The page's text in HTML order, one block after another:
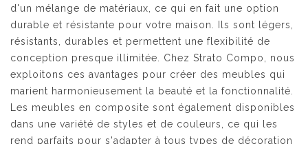
d'un mélange de matériaux, ce qui en fait une option
durable et résistante pour votre maison. Ils sont légers,
résistants, durables et permettent une flexibilité de
conception presque illimitée. Chez Strato Compo, nous
exploitons ces avantages pour créer des meubles qui
marient harmonieusement la beauté et la fonctionnalité.
Les meubles en composite sont également disponibles
dans une variété de styles et de couleurs, ce qui les
rend parfaits pour s'adapter à tous types de décoration